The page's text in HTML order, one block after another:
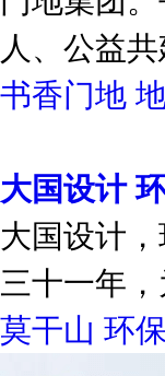
门地集团
人、公益
书香门地
大国设计
大国设计
三十一年
莫干山 环